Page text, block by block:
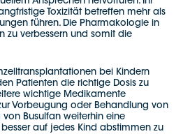
Toxizität betreffen mehr als
führen. Die Pharmakologie in
zu verbessern und somit die
bei Kindern
Patienten die richtige Dosis zu
wichtige Medikamente
Vorbeugung oder Behandlung von
von Busulfan weiterhin eine
auf jedes Kind abstimmen zu